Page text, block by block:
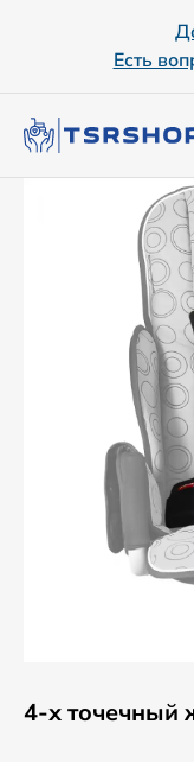
Есть
4-х точечный